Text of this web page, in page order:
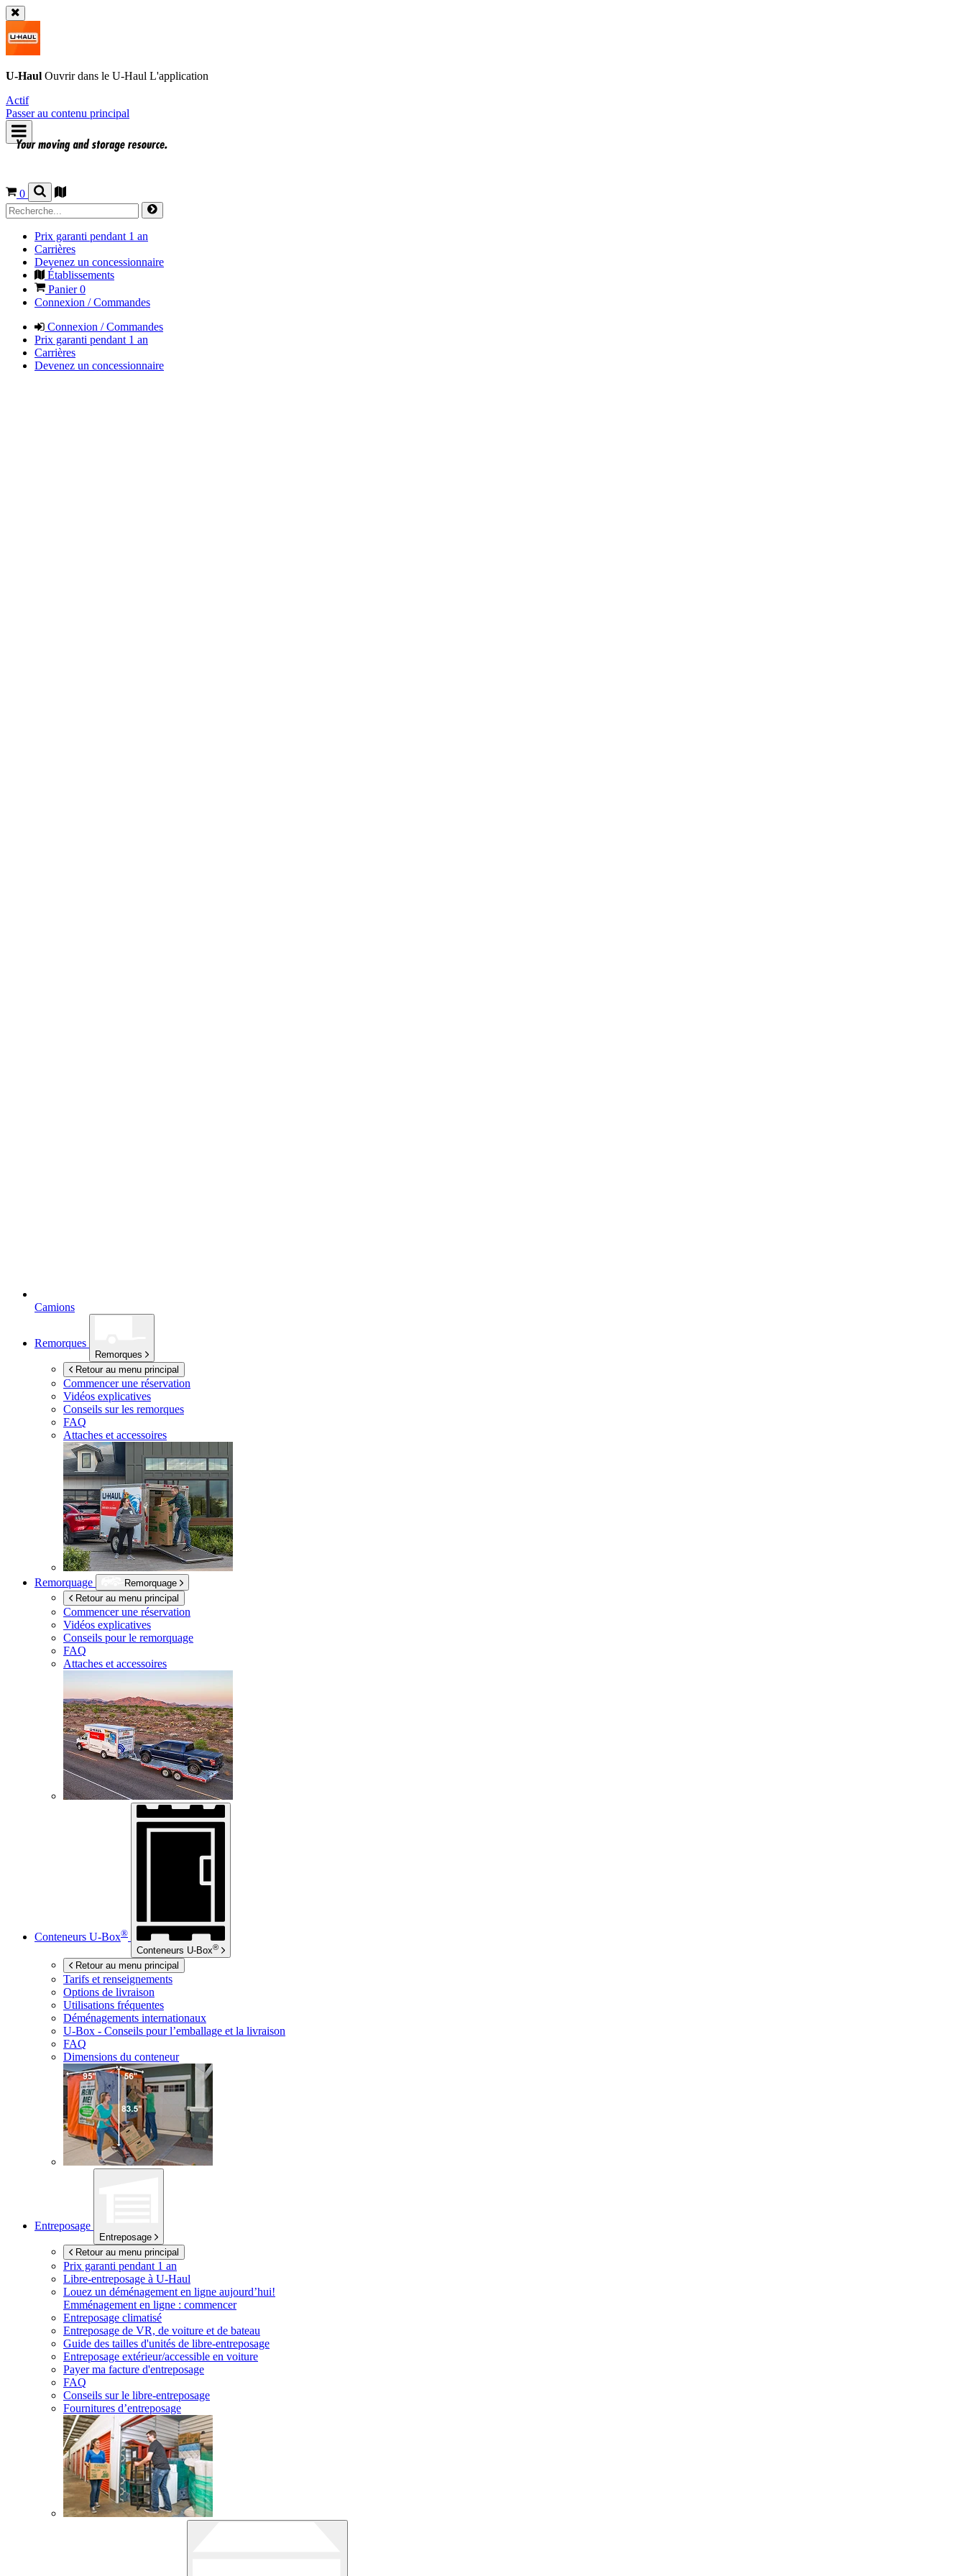
U-Haul Ouvrir dans le U-Haul L'application
Actif
Passer au contenu principal
0
Prix garanti pendant 1 an
Carrières
Devenez un concessionnaire
Établissements
Panier0
Connexion / Commandes
Connexion / Commandes
Prix garanti pendant 1 an
Carrières
Devenez un concessionnaire
Camions
Remorques
Remorques
Retour au menu principal
Commencer une réservation
Vidéos explicatives
Conseils sur les remorques
FAQ
Attaches et accessoires
Remorquage
Remorquage
Retour au menu principal
Commencer une réservation
Vidéos explicatives
Conseils pour le remorquage
FAQ
Attaches et accessoires
Conteneurs U-Box®
Conteneurs U-Box®
Retour au menu principal
Tarifs et renseignements
Options de livraison
Utilisations fréquentes
Déménagements internationaux
U-Box - Conseils pour l’emballage et la livraison
FAQ
Dimensions du conteneur
Entreposage
Entreposage
Retour au menu principal
Prix garanti pendant 1 an
Libre-entreposage à U-Haul
Louez un déménagement en ligne aujourd’hui!
Emménagement en ligne : commencer
Entreposage climatisé
Entreposage de VR, de voiture et de bateau
Guide des tailles d'unités de libre-entreposage
Entreposage extérieur/accessible en voiture
Payer ma facture d'entreposage
FAQ
Conseils sur le libre-entreposage
Fournitures d’entreposage